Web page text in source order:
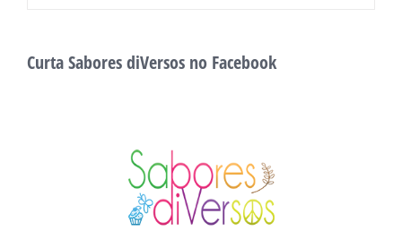
Curta Sabores diVersos no Facebook